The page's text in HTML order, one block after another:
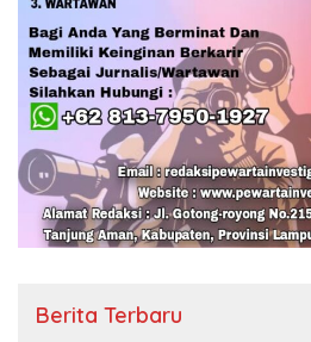
Berita Terbaru